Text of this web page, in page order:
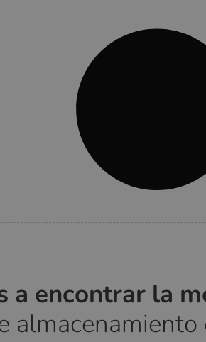
a encontrar la